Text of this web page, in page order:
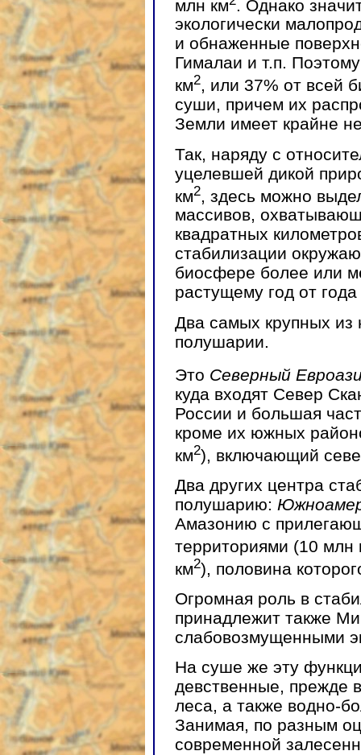
млн км
. Однако
экологически
и обнаженные
Гималаи и т.п.
км2, или 37% от всей
суши, причем их
Земли имеет крайне
Так, наряду с
уцелевшей дикой
км2
, здесь можно
массивов,
квадратных
стабилизации
биосфере более или
растущему год от
Два самых крупных
полушарии.
Это Северный
куда входят Север
России и большая
кроме их южных
км2), включающий
Два других центра
полушарию:
Амазонию с
территориями (10 млн
км2), половина
Огромная роль в
принадлежит также
слабовозмущенными
На суше же эту
девственные, прежде
леса, а также водно-
Занимая, по разным
современной